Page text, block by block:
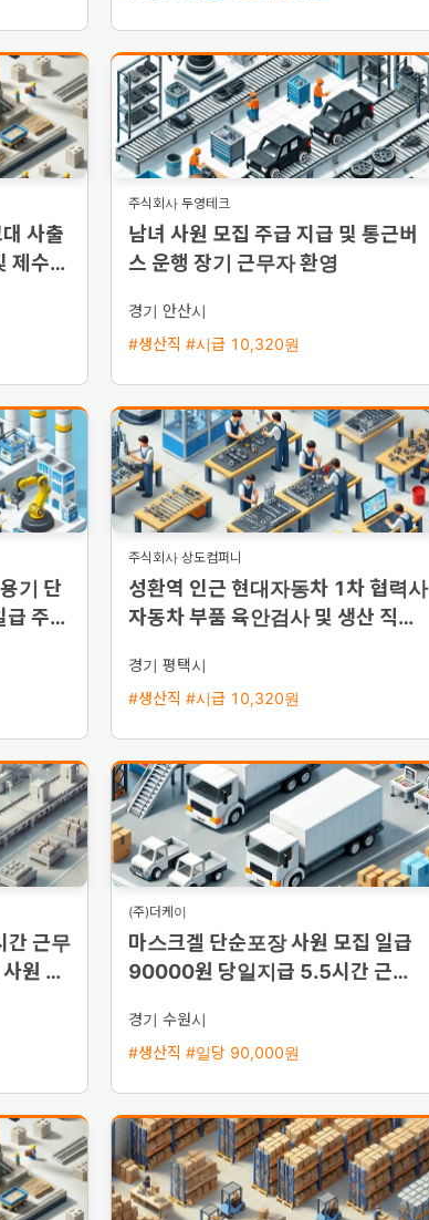
사출
제수당
주식회사 두영테크
남녀 사원 모집 주급 지급 및 통근버
스 운행 장기 근무자 환영
경기 안산시
#생산직 #시급 10,320원
기 단
급 주급
주식회사 상도컴퍼니
성환역 인근 현대자동차 1차 협력사
자동차 부품 육안검사 및 생산 직원
경기 평택시
#생산직 #시급 10,320원
간 근무
원 모
(주)더케이
마스크겔 단순포장 사원 모집 일급
90000원 당일지급 5.5시간 근무
경기 수원시
#생산직 #일당 90,000원